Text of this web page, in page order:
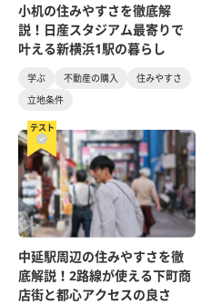
小机の住みやすさを徹底解
説！日産スタジアム最寄りで
叶える新横浜1駅の暮らし
学ぶ 不動産の購入
住みやすさ
立地条件
テスト
中延駅周辺の住みやすさを徹
底解説！2路線が使える下町商
店街と都心アクセスの良さ